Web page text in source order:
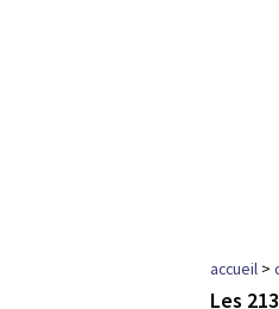
accueil >
Les